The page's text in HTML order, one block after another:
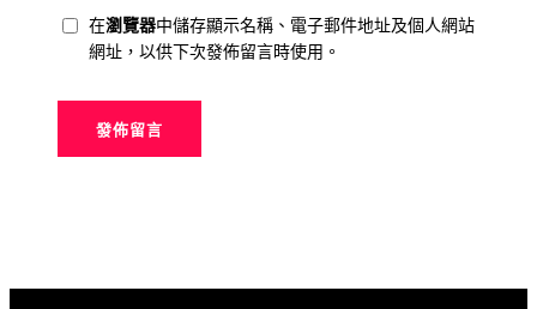
在瀏覽器中儲存顯示名稱、電子郵件地址及個人網站
網址，以供下次發佈留言時使用。